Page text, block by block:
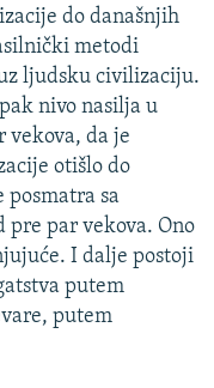
do današnjih
metodi
ljudsku civilizaciju.
nivo nasilja u
vekova, da je
otišlo do
posmatra sa
pre par vekova. Ono
I dalje postoji
putem
putem